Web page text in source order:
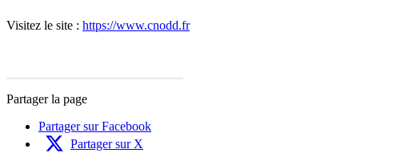
Visitez le site : https://www.cnodd.fr
Partager la page
Partager sur Facebook
Partager sur X